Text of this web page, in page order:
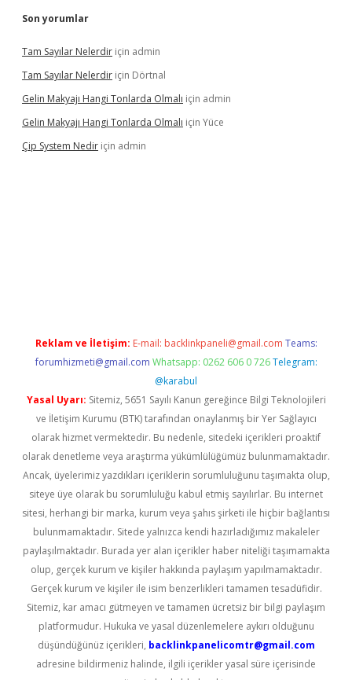
Son yorumlar
Tam Sayılar Nelerdir için admin
Tam Sayılar Nelerdir için Dörtnal
Gelin Makyajı Hangi Tonlarda Olmalı için admin
Gelin Makyajı Hangi Tonlarda Olmalı için Yüce
Çip System Nedir için admin
Reklam ve İletişim: E-mail: backlinkpaneli@gmail.com Teams:
forumhizmeti@gmail.com Whatsapp: 0262 606 0 726 Telegram:
@karabul
Yasal Uyarı: Sitemiz, 5651 Sayılı Kanun gereğince Bilgi Teknolojileri
ve İletişim Kurumu (BTK) tarafından onaylanmış bir Yer Sağlayıcı
olarak hizmet vermektedir. Bu nedenle, sitedeki içerikleri proaktif
olarak denetleme veya araştırma yükümlülüğümüz bulunmamaktadır.
Ancak, üyelerimiz yazdıkları içeriklerin sorumluluğunu taşımakta olup,
siteye üye olarak bu sorumluluğu kabul etmiş sayılırlar. Bu internet
sitesi, herhangi bir marka, kurum veya şahıs şirketi ile hiçbir bağlantısı
bulunmamaktadır. Sitede yalnızca kendi hazırladığımız makaleler
paylaşılmaktadır. Burada yer alan içerikler haber niteliği taşımamakta
olup, gerçek kurum ve kişiler hakkında paylaşım yapılmamaktadır.
Gerçek kurum ve kişiler ile isim benzerlikleri tamamen tesadüfidir.
Sitemiz, kar amacı gütmeyen ve tamamen ücretsiz bir bilgi paylaşım
platformudur. Hukuka ve yasal düzenlemelere aykırı olduğunu
düşündüğünüz içerikleri, backlinkpanelicomtr@gmail.com
adresine bildirmeniz halinde, ilgili içerikler yasal süre içerisinde